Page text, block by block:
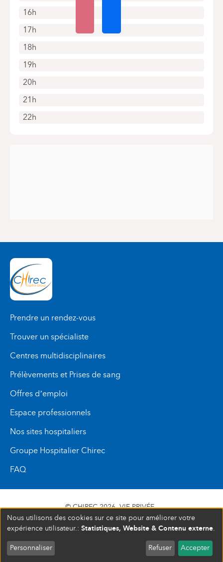
16h
17h
18h
19h
20h
21h
22h
Prendre un rendez-vous
Trouver un spécialiste
Centres multidisciplinaires
Prélèvements et Prises de sang
Offres d’emploi
Espace professionnels
Nos sites hospitaliers
Groupe Hospitalier Chirec
FAQ
© CHIREC 2026 VIE PRIVÉE
SIÈGE SOCIAL BOULEVARD DU TRIOMPHE 201 1160
BRUXELLES N° D’ENTREPRISE : 472 937 059
Nous utilisons des cookies sur ce site pour améliorer votre
expérience utilisateur.: Statistiques, Website & Contenu externe.
Personnaliser Refuser Accepter